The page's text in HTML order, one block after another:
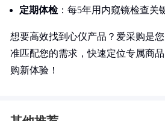
定期体检：每5年用内窥镜检查关
想要高效找到心仪产品？爱采购是
准匹配您的需求，快速定位专属商
购新体验！